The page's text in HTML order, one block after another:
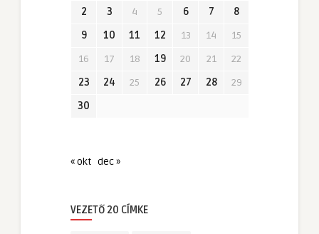
2
3 4 5 6 7
8
9
10 11 12 13 14
15
16
17 18 19 20 21
22
23
24 25 26 27 28
29
30
« okt dec »
VEZETŐ 20 CÍMKE